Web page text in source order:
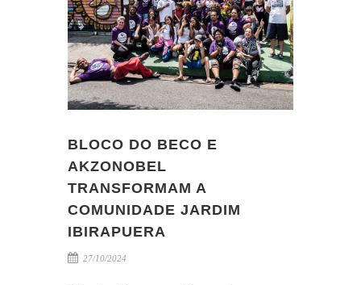
BLOCO DO BECO E
AKZONOBEL
TRANSFORMAM A
COMUNIDADE JARDIM
IBIRAPUERA
27/10/2024